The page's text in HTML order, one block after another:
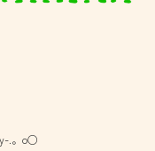
.。o○